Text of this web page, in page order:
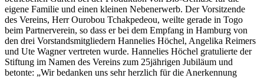
eigene Familie und einen kleinen Nebenerwerb. Der Vorsitzende
des Vereins, Herr Ourobou Tchakpedeou, weilte gerade in Togo
beim Partnerverein, so dass er bei dem Empfang in Hamburg von
den drei Vorstandsmitgliedern Hannelies Höchel, Angelika Reimers
und Ute Wagner vertreten wurde. Hannelies Höchel gratulierte der
Stiftung im Namen des Vereins zum 25jährigen Jubiläum und
betonte: „Wir bedanken uns sehr herzlich für die Anerkennung